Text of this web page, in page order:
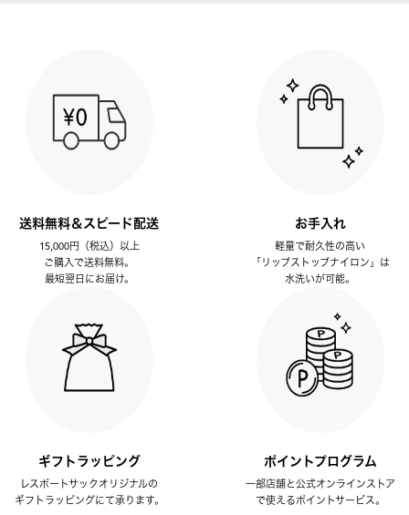
送料無料＆スピード配送
15,000円（税込）以上
ご購入で送料無料。
最短翌日にお届け。
お手入れ
軽量で耐久性の高い
「リップストップナイロン」は
水洗いが可能。
ギフトラッピング
レスポートサックオリジナルの
ギフトラッピングにて承ります。
ポイントプログラム
一部店舗と公式オンラインストア
で使えるポイントサービス。